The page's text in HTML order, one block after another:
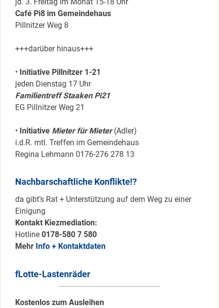
Café Pi8 im Gemeindehaus
Pillnitzer Weg 8
+++darüber hinaus+++
• Initiative Pillnítzer 1-21
jeden Dienstag 17 Uhr
Familientreff Staaken Pi21
EG Pillnitzer Weg 21
• Initiative Mieter für Mieter(Adler)
i.d.R. mtl. Treffen im Gemeindehaus
Regina Lehmann 0176-276 278 13
Nachbarschaftliche Konflikte!?
da gibt’s Rat + Unterstützung auf dem Weg zu einer
Einigung
Kontakt Kiezmediation:
Hotline 0178-580 7 580
Mehr Info + Kontaktdaten
fLotte-Lastenräder
Kostenlos zum Ausleihen